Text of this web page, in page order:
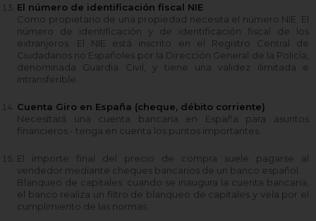
El número de identificación fiscal NIE
Como propietario de una propiedad necesita el número NIE. El
número de identificación y de identificación fiscal de los
extranjeros. El NIE está inscrito en el Registro Central de
Ciudadanos no Españoles por la Dirección General de la Policía,
denominada Guardia Civil, y tiene una validez ilimitada e
intransferible.
Cuenta Giro en España (cheque, débito corriente)
Necesitará una cuenta bancaria en España para asuntos
financieros - tenga en cuenta los puntos importantes.
El importe final del precio de compra suele pagarse al
vendedor mediante cheques bancarios de un banco español.
Blanqueo de capitales: cuando se inaugura la cuenta bancaria,
el banco realiza un filtro de blanqueo de capitales y vela por el
cumplimiento de las normas.